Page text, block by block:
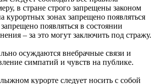
в стране строго запрещены законом
курортных зонах запрещено появляться
появляться в состоянии
– за это могут заключить под стражу.
осуждаются внебрачные связи и
симпатий и чувств на публике.
курорте следует носить с собой